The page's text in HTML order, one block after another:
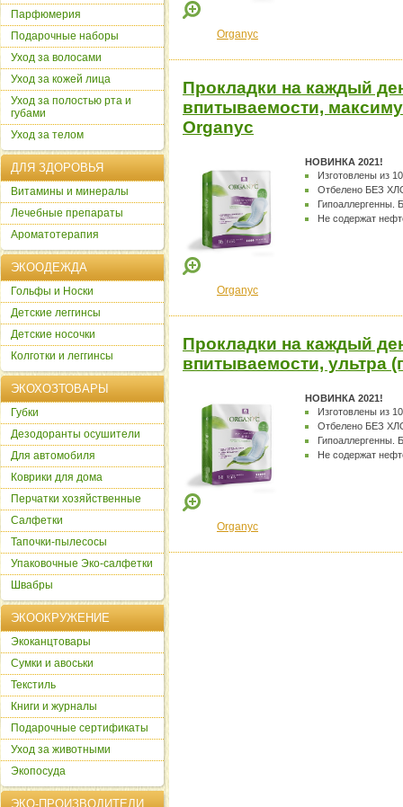
Organyc
Прокладки на каждый
впитываемости,
Organyc
НОВИНКА 2021!
Изготовлены из
Отбелено БЕЗ
Гипоаллергенны.
Не содержат
Organyc
Прокладки на каждый
впитываемости, ультра
НОВИНКА 2021!
Изготовлены из
Отбелено БЕЗ
Гипоаллергенны.
Не содержат
Organyc
Парфюмерия
Подарочные наборы
Уход за волосами
Уход за кожей лица
Уход за полостью рта и
губами
Уход за телом
ДЛЯ ЗДОРОВЬЯ
Витамины и минералы
Лечебные препараты
Ароматотерапия
ЭКООДЕЖДА
Гольфы и Носки
Детские леггинсы
Детские носочки
Колготки и леггинсы
ЭКОХОЗТОВАРЫ
Губки
Дезодоранты осушители
Для автомобиля
Коврики для дома
Перчатки хозяйственные
Салфетки
Тапочки-пылесосы
Упаковочные Эко-салфетки
Швабры
ЭКООКРУЖЕНИЕ
Экоканцтовары
Сумки и авоськи
Текстиль
Книги и журналы
Подарочные сертификаты
Уход за животными
Экопосуда
ЭКО-ПРОИЗВОДИТЕЛИ